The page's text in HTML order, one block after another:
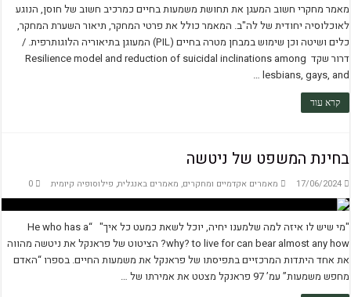
מאמר מחקרי חשוב המעגן את תחושת משמעות בחיים כמרכיב חשוב של חוסן, הנוגע
לאוכלוסיה יחודית של לה"ב. המאמר כולל את פרטי המחקר, תיאור השערת המחקר,
כלים ושיטה וכן שימוש במבחן מטרה בחיים (PIL) המעוגן בתיאוריה הלוגותרפית. /
דרור שקד Resilience model and reduction of suicidal inclinations among
lesbians, gays, and …
קרא עוד
בחינת המשפט של ניטשה
17/06/2024 מאמרים אקדמיים ומחקרים, מאמרים באנגלית, פילוסופיה קיומית 0
"מי שיש לו איזה למה שלמענו יחיה, יוכל לשאת כמעט כל איך" “He who has a
why? to live for can bear almost any how? הציטוט של פראנקל את ניטשה מהווה
את אחד היתדות המרכזיים בתפיסתו של פראנקל את משמעות החיים. בספרו “האדם
מחפש משמעות” עמ’ 97 פראנקל מצטט את אמירתו של …